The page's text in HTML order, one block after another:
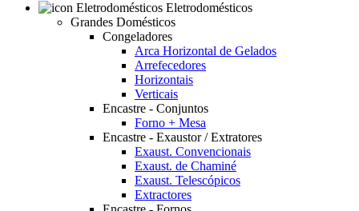
Eletrodomésticos
Grandes Domésticos
Congeladores
Arca Horizontal de Gelados
Arrefecedores
Horizontais
Verticais
Encastre - Conjuntos
Forno + Mesa
Encastre - Exaustor / Extratores
Exaust. Convencionais
Exaust. de Chaminé
Exaust. Telescópicos
Extractores